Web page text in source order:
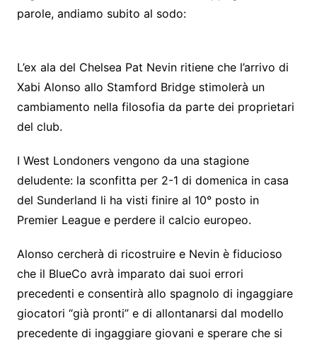
parole, andiamo subito al sodo:
L’ex ala del Chelsea Pat Nevin ritiene che l’arrivo di
Xabi Alonso allo Stamford Bridge stimolerà un
cambiamento nella filosofia da parte dei proprietari
del club.
I West Londoners vengono da una stagione
deludente: la sconfitta per 2-1 di domenica in casa
del Sunderland li ha visti finire al 10° posto in
Premier League e perdere il calcio europeo.
Alonso cercherà di ricostruire e Nevin è fiducioso
che il BlueCo avrà imparato dai suoi errori
precedenti e consentirà allo spagnolo di ingaggiare
giocatori “già pronti” e di allontanarsi dal modello
precedente di ingaggiare giovani e sperare che si